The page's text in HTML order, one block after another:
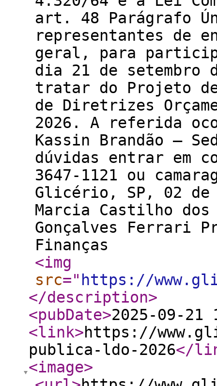
art. 48 Parágrafo
representantes de
geral, para
dia 21 de setembro
tratar do Projeto
de Diretrizes
2026. A referida
Kassin Brandão –
dúvidas entrar em
3647-1121 ou
Glicério, SP, 02
Marcia Castilho
Gonçalves Ferrari
Finanças
<img
src=" https://
</description>
<pubDate>2025-09-21
<link>https://
publica-ldo-2026</
<image>